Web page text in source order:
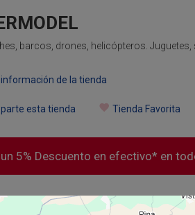
barcos, drones, helicópteros. Juguetes,
información de la tienda
esta tienda Tienda Favorita
un 5% Descuento en efectivo* en